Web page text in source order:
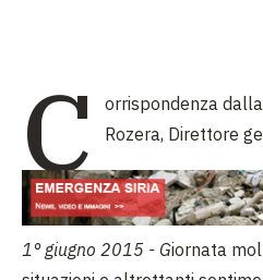
C orrispondenza
Rozera, Direttore
1° giugno 2015 - Giornata